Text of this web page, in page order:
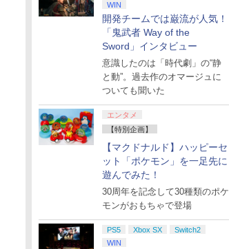
WIN
開発チームでは巌流が人気！
「鬼武者 Way of the
Sword」インタビュー
意識したのは「時代劇」の“静
と動”。過去作のオマージュに
ついても聞いた
エンタメ
【特別企画】
【マクドナルド】ハッピーセ
ット「ポケモン」を一足先に
遊んでみた！
30周年を記念して30種類のポケ
モンがおもちゃで登場
PS5 Xbox SX
Switch2
WIN